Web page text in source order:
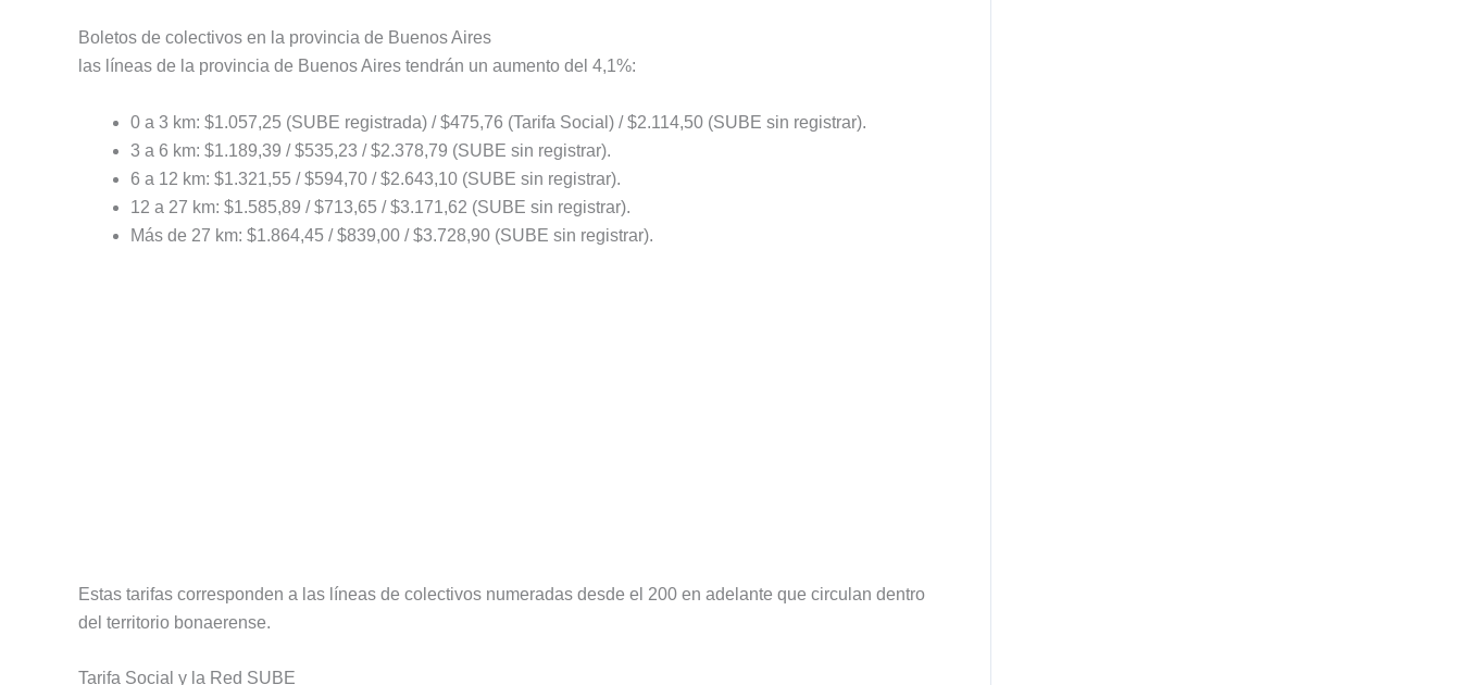
Boletos de colectivos en la provincia de Buenos Aires
las líneas de la provincia de Buenos Aires tendrán un aumento del 4,1%:
0 a 3 km: $1.057,25 (SUBE registrada) / $475,76 (Tarifa Social) / $2.114,50 (SUBE sin registrar).
3 a 6 km: $1.189,39 / $535,23 / $2.378,79 (SUBE sin registrar).
6 a 12 km: $1.321,55 / $594,70 / $2.643,10 (SUBE sin registrar).
12 a 27 km: $1.585,89 / $713,65 / $3.171,62 (SUBE sin registrar).
Más de 27 km: $1.864,45 / $839,00 / $3.728,90 (SUBE sin registrar).
Estas tarifas corresponden a las líneas de colectivos numeradas desde el 200 en adelante que circulan dentro
del territorio bonaerense.
Tarifa Social y la Red SUBE